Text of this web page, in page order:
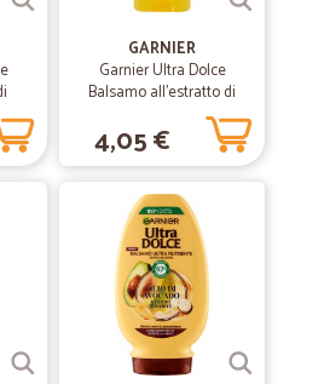
eccellente
danneggiato…
GARNIER
Garnier Ultra Dolce
Balsamo all'estratto di
Camomilla e Miele per
capelli chiari, 250 ml.
4,05 €